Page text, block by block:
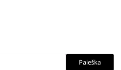
Paieška